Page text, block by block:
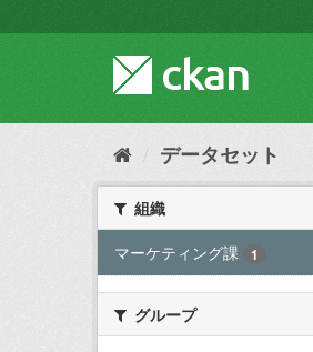
キ
て
データセット
組織
マーケティング課
1
グループ